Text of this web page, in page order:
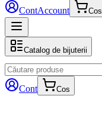
ContAccount Cos
Catalog de bijuterii
Cont Cos